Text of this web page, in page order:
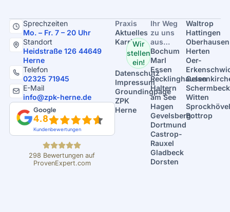
Sprechzeiten
Mo. – Fr. 7 – 20 Uhr
Standort
Heidstraße 126 44649
Herne
Telefon
02325 71945
E-Mail
info@zpk-herne.de
Google
4.8
Kundenbewertungen
298 Bewertungen auf
ProvenExpert.com
Praxis
Aktuelles
Karriere
Wir
stellen
ein!
Datenschutz
Impressum
Groundingpage
ZPK
Herne
Ihr Weg
zu uns
aus…
Bochum
Marl
Essen
Recklinghausen
Haltern
am See
Hagen
Gevelsberg
Dortmund
Castrop-
Rauxel
Gladbeck
Dorsten
Waltrop
Hattingen
Oberhausen
Herten
Oer-
Schermbeck
Witten
Sprockhövel
Bottrop